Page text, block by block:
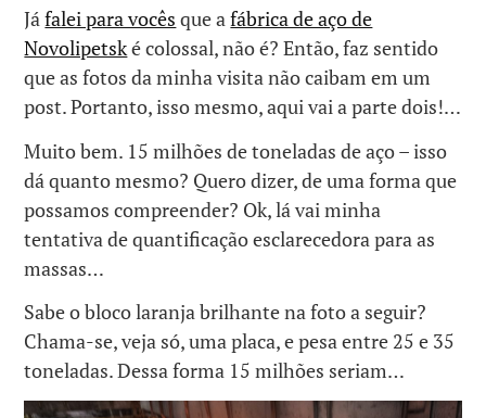
Jáfalei para vocês que afábrica de aço de
Novolipetské colossal, não é? Então, faz sentido
que as fotos da minha visita não caibam em um
post. Portanto, isso mesmo, aqui vai a parte dois!…
Muito bem. 15 milhões de toneladas de aço – isso
dá quanto mesmo? Quero dizer, de uma forma que
possamos compreender? Ok, lá vai minha
tentativa de quantificação esclarecedora para as
massas…
Sabe o bloco laranja brilhante na foto a seguir?
Chama-se, veja só, uma placa, e pesa entre 25 e 35
toneladas. Dessa forma 15 milhões seriam…